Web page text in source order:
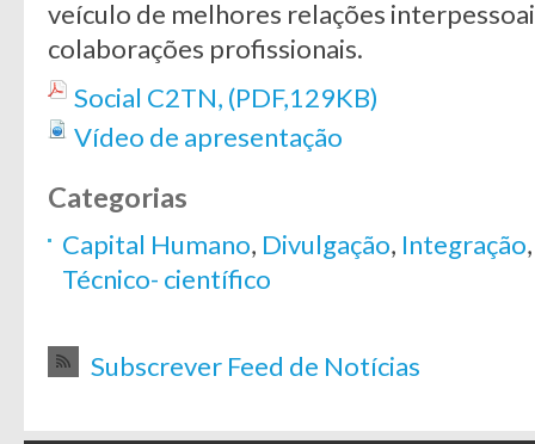
veículo de melhores relações
colaborações profissionais.
Social C2TN, (PDF,129KB)
Vídeo de apresentação
Categorias
Capital Humano, Divulgação, Integração
Técnico- científico
Subscrever Feed de Notícias